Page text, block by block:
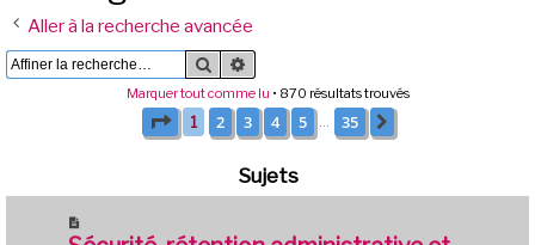
Aller à la recherche avancée
Rechercher
Marquer tout comme lu • 870 résultats trouvés
Page 1sur35
1 2 3 4 5 35
Sujets